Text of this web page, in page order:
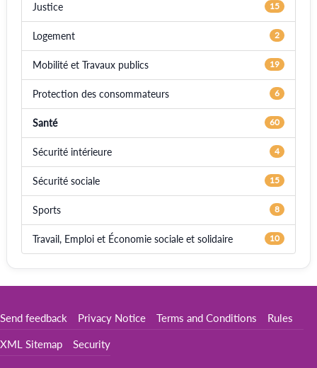
Justice 15
Logement 2
Mobilité et Travaux publics 19
Protection des consommateurs 6
Santé 60
Sécurité intérieure 4
Sécurité sociale 15
Sports 8
Travail, Emploi et Économie sociale et solidaire 10
Send feedback Privacy Notice Terms and Conditions Rules
XML Sitemap Security